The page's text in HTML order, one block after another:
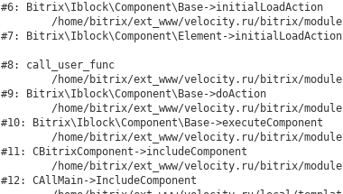
#6: Bitrix\Iblock\Component\Base->initialLoadAction
#7: Bitrix\Iblock\Component\Element->initialLoadAction
#8: call_user_func
#9: Bitrix\Iblock\Component\Base->doAction
#10: Bitrix\Iblock\Component\Base->executeComponent
#11: CBitrixComponent->includeComponent
#12: CAllMain->IncludeComponent